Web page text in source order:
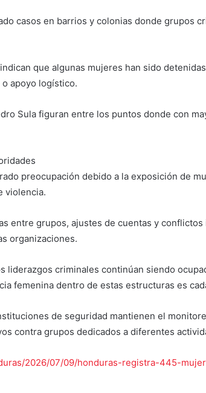
casos en barrios y colonias donde grupos
que algunas mujeres han sido
apoyo logístico.
Sula figuran entre los puntos donde con
preocupación debido a la exposición de
violencia.
entre grupos, ajustes de cuentas y
organizaciones.
liderazgos criminales continúan siendo
femenina dentro de estas estructuras es
de seguridad mantienen el
contra grupos dedicados a diferentes
2026/07/09/honduras-registra-445-